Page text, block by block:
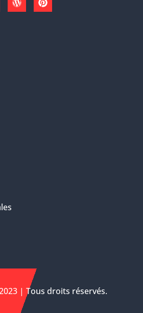
| Tous droits réservés.